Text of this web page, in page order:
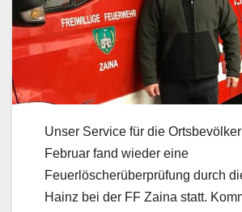
Unser Service für die
Februar fand wieder eine
Feuerlöscherüberprüfung durch
Hainz bei der FF Zaina statt.